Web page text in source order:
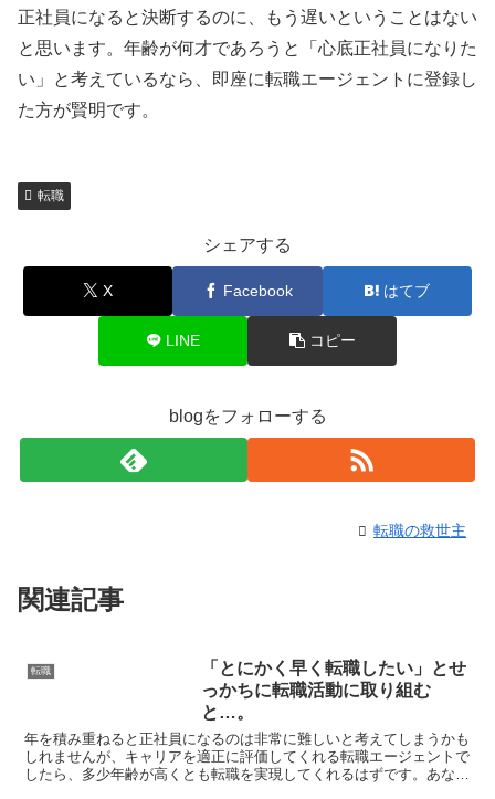
正社員になると決断するのに、もう遅いということはない
と思います。年齢が何才であろうと「心底正社員になりた
い」と考えているなら、即座に転職エージェントに登録し
た方が賢明です。
転職
シェアする
X Facebook はてブ
LINE コピー
blogをフォローする
転職の救世主
関連記事
転職
「とにかく早く転職したい」とせ
っかちに転職活動に取り組む
と…。
年を積み重ねると正社員になるのは非常に難しいと考えてしまうかも
しれませんが、キャリアを適正に評価してくれる転職エージェントで
したら、多少年齢が高くとも転職を実現してくれるはずです。あなた